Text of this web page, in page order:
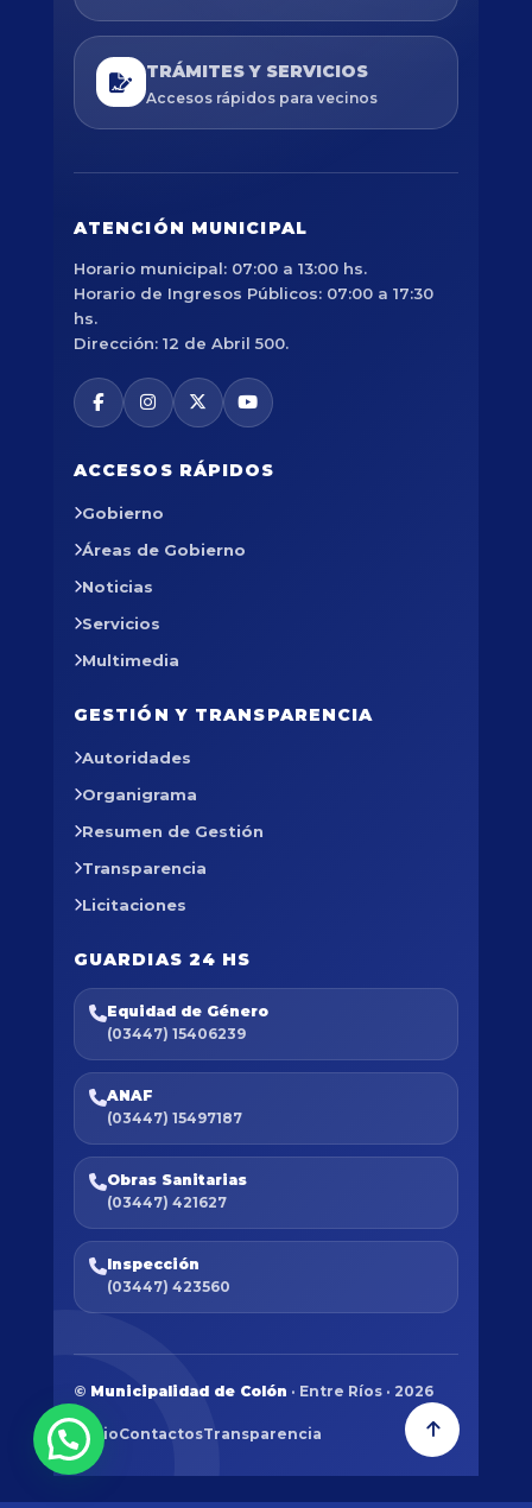
TRÁMITES Y SERVICIOS
Accesos rápidos para vecinos
ATENCIÓN MUNICIPAL
Horario municipal: 07:00 a 13:00 hs.
Horario de Ingresos Públicos: 07:00 a 17:30
hs.
Dirección: 12 de Abril 500.
ACCESOS RÁPIDOS
Gobierno
Áreas de Gobierno
Noticias
Servicios
Multimedia
GESTIÓN Y TRANSPARENCIA
Autoridades
Organigrama
Resumen de Gestión
Transparencia
Licitaciones
GUARDIAS 24 HS
Equidad de Género
(03447) 15406239
ANAF
(03447) 15497187
Obras Sanitarias
(03447) 421627
Inspección
(03447) 423560
© Municipalidad de Colón · Entre Ríos · 2026
InicioContactosTransparencia